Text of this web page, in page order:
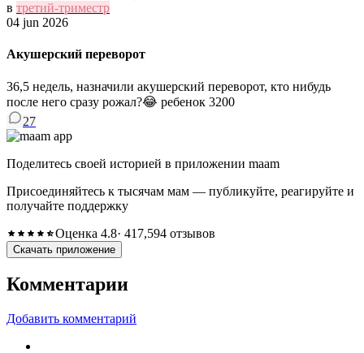
в третий-триместр
04 jun 2026
Акушерский переворот
36,5 недель, назначили акушерский переворот, кто нибудь
после него сразу рожал?😂 ребенок 3200
27
Поделитесь своей историей в приложении maam
Присоединяйтесь к тысячам мам — публикуйте, реагируйте и
получайте поддержку
Оценка 4.8· 417,594 отзывов
Скачать приложение
Комментарии
Добавить комментарий